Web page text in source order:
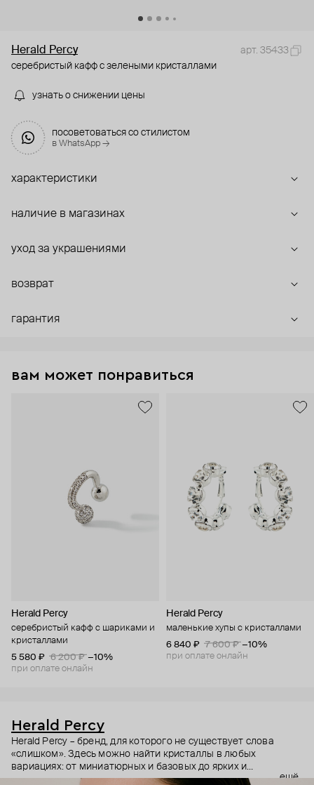
Herald Percy
арт. 35433
серебристый кафф с зелеными кристаллами
узнать о снижении цены
посоветоваться со стилистом
в WhatsApp →
характеристики
наличие в магазинах
уход за украшениями
возврат
гарантия
вам может понравиться
Herald Percy
серебристый кафф с шариками и
кристаллами
5 580 ₽
6 200 ₽ −10%
при оплате онлайн
Herald Percy
маленькие хупы с кристаллами
6 840 ₽
7 600 ₽ −10%
при оплате онлайн
Herald Percy
Herald Percy – бренд, для которого не существует слова
«слишком». Здесь можно найти кристаллы в любых
вариациях: от миниатюрных и базовых до ярких и
массивных, которые сразу становятся главным элементом
ещё